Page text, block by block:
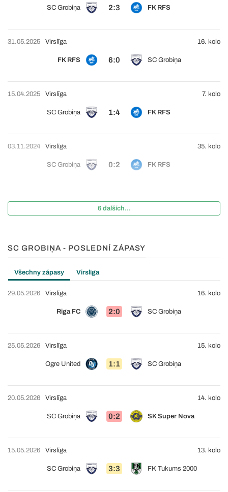
SC Grobiņa 2:3 FK RFS
31.05.2025
FK RFS 6:0 SC Grobiņa
Virslīga 16. kolo
15.04.2025
SC Grobiņa 1:4 FK RFS
Virslīga 7. kolo
03.11.2024
SC Grobiņa 0:2 FK RFS
Virslīga 35. kolo
6 dalších...
SC GROBIŅA - POSLEDNÍ ZÁPASY
Všechny zápasy Virslīga
29.05.2026
Riga FC 2:0 SC Grobiņa
Virslīga 16. kolo
25.05.2026
Ogre United 1:1 SC Grobiņa
Virslīga 15. kolo
20.05.2026
SC Grobiņa 0:2 SK Super Nova
Virslīga 14. kolo
15.05.2026
SC Grobiņa 3:3 FK Tukums 2000
Virslīga 13. kolo